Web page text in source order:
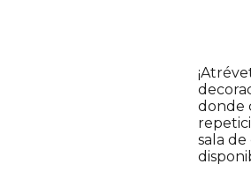
donde
sala